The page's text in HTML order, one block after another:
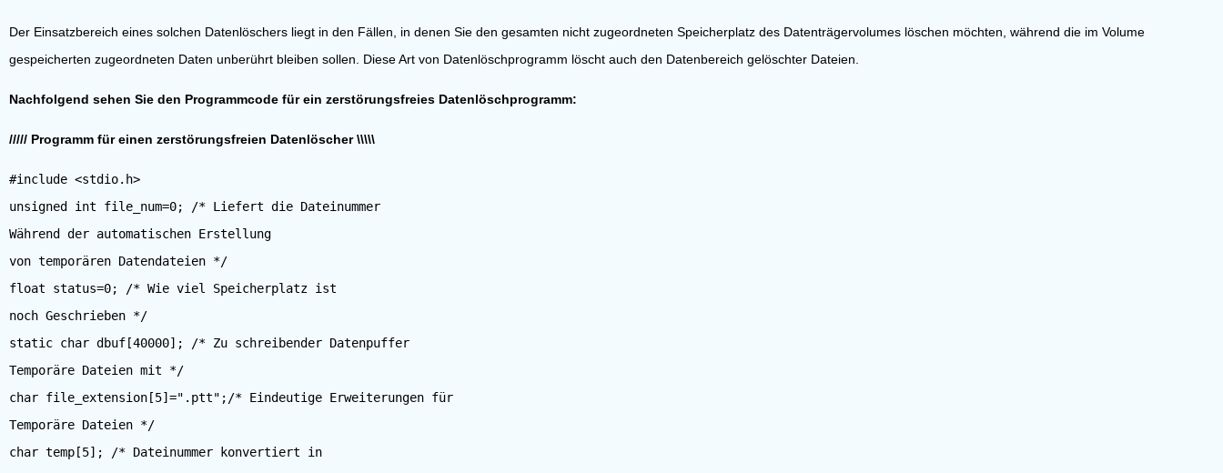
Der Einsatzbereich eines solchen Datenlöschers liegt in den Fällen, in denen Sie den gesamten nicht zugeordneten Speicherplatz des Datenträgervolumes löschen möchten, während die im Volume
gespeicherten zugeordneten Daten unberührt bleiben sollen. Diese Art von Datenlöschprogramm löscht auch den Datenbereich gelöschter Dateien.
Nachfolgend sehen Sie den Programmcode für ein zerstörungsfreies Datenlöschprogramm:
///// Programm für einen zerstörungsfreien Datenlöscher \\\\\
#include <stdio.h>
unsigned int file_num=0; /* Liefert die Dateinummer
Während der automatischen Erstellung
von temporären Datendateien */
float status=0; /* Wie viel Speicherplatz ist
noch Geschrieben */
static char dbuf[40000]; /* Zu schreibender Datenpuffer
Temporäre Dateien mit */
char file_extension[5]=".ptt";/* Eindeutige Erweiterungen für
Temporäre Dateien */
char temp[5]; /* Dateinummer konvertiert in